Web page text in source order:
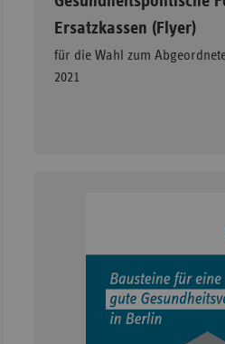
Ersatzkassen (Flyer)
für die Wahl zum
2021